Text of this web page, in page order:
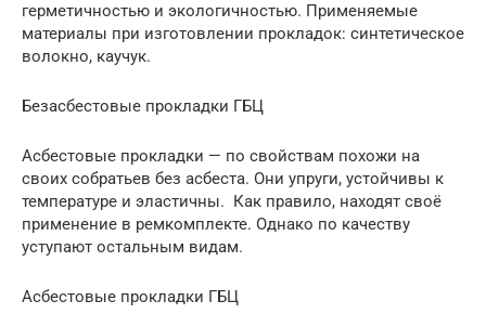
герметичностью и экологичностью. Применяемые
материалы при изготовлении прокладок: синтетическое
волокно, каучук.
Безасбестовые прокладки ГБЦ
Асбестовые прокладки — по свойствам похожи на
своих собратьев без асбеста. Они упруги, устойчивы к
температуре и эластичны. Как правило, находят своё
применение в ремкомплекте. Однако по качеству
уступают остальным видам.
Асбестовые прокладки ГБЦ